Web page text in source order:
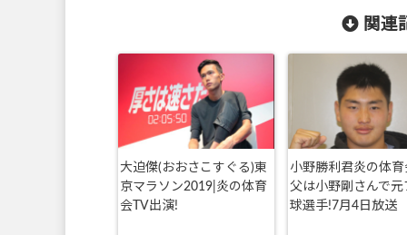
関連
大迫傑(おおさこすぐる)東
京マラソン2019|炎の体育
会TV出演!
小野勝利君炎の体
父は小野剛さんで元
球選手!7月4日放送